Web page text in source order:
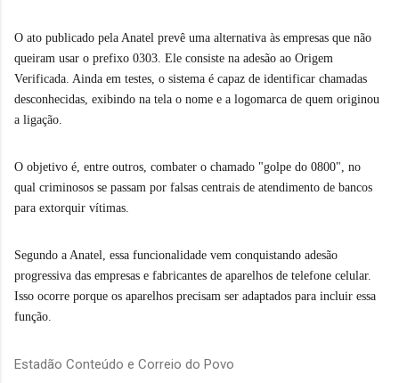
O ato publicado pela Anatel prevê uma alternativa às empresas que não
queiram usar o prefixo 0303. Ele consiste na adesão ao Origem
Verificada. Ainda em testes, o sistema é capaz de identificar chamadas
desconhecidas, exibindo na tela o nome e a logomarca de quem originou
a ligação.
O objetivo é, entre outros, combater o chamado "golpe do 0800", no
qual criminosos se passam por falsas centrais de atendimento de bancos
para extorquir vítimas.
Segundo a Anatel, essa funcionalidade vem conquistando adesão
progressiva das empresas e fabricantes de aparelhos de telefone celular.
Isso ocorre porque os aparelhos precisam ser adaptados para incluir essa
função.
Estadão Conteúdo e Correio do Povo